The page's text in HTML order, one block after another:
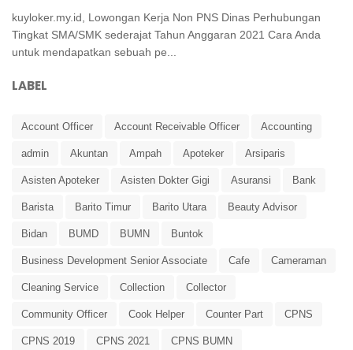
kuyloker.my.id, Lowongan Kerja Non PNS Dinas Perhubungan
Tingkat SMA/SMK sederajat Tahun Anggaran 2021 Cara Anda
untuk mendapatkan sebuah pe...
LABEL
Account Officer Account Receivable Officer Accounting
admin Akuntan Ampah Apoteker Arsiparis
Asisten Apoteker Asisten Dokter Gigi Asuransi Bank
Barista Barito Timur Barito Utara Beauty Advisor
Bidan BUMD BUMN Buntok
Business Development Senior Associate Cafe Cameraman
Cleaning Service Collection Collector
Community Officer Cook Helper Counter Part CPNS
CPNS 2019 CPNS 2021 CPNS BUMN